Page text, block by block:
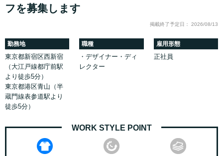
フを募集します
掲載終了予定日： 2026/08/13
勤務地
東京都新宿区西新宿
（大江戸線都庁前駅
より徒歩5分）
東京都港区青山（半
蔵門線表参道駅より
徒歩5分）
職種
・デザイナー・ディ
レクター
雇用形態
正社員
WORK STYLE POINT